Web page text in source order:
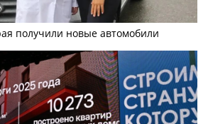
получили новые автомобили